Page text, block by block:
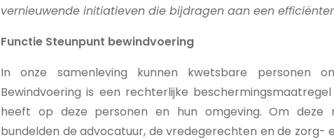
vernieuwende initiatieven die bijdragen aan een
Functie Steunpunt bewindvoering
In onze samenleving kunnen kwetsbare personen
Bewindvoering is een rechterlijke
heeft op deze personen en hun omgeving. Om deze
bundelden de advocatuur, de vredegerechten en de zorg-